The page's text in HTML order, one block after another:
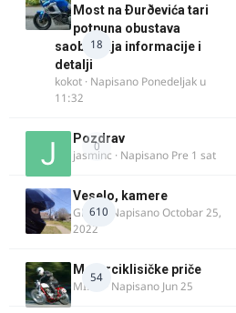
18
Most na Ðurðevića tari
potpuna obustava
saobraćaja informacije i
detalji
kokot · Napisano Ponedeljak u
11:32
0
Pozdrav
jasminc · Napisano Pre 1 sat
610
Veselo, kamere
GR 46· NapisanoOctobar 25,
2022
54
Motorciklisičke priče
MIHO · Napisano Jun 25